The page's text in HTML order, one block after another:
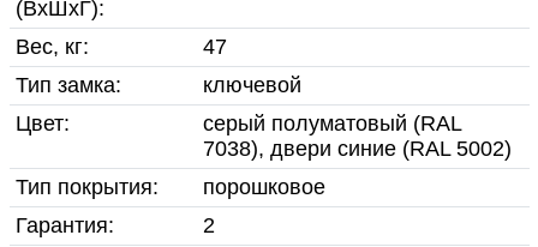
мебели
Фото готовой продукции
Вакансии
Реквизиты
(ВхШхГ):
Вес, кг:
47
Тип замка:
ключевой
Цвет:
cерый полуматовый (RAL
7038), двери синие (RAL 5002)
Тип покрытия:
порошковое
Гарантия:
2